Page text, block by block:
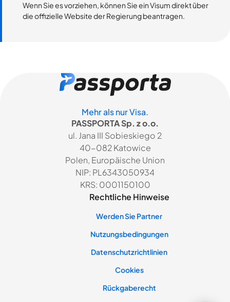
Wenn Sie es vorziehen, können Sie ein Visum direkt über
die offizielle Website der Regierung beantragen.
Mehr als nur Visa.
PASSPORTA Sp. z o.o.
ul. Jana III Sobieskiego 2
40-082 Katowice
Polen, Europäische Union
NIP: PL6343050934
KRS: 0001150100
Rechtliche Hinweise
Werden Sie Partner
Nutzungsbedingungen
Datenschutzrichtlinien
Cookies
Rückgaberecht